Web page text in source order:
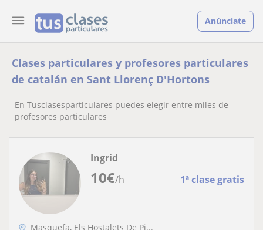
Anúnciate
Clases particulares y profesores particulares
de catalán en Sant Llorenç D'Hortons
En Tusclasesparticulares puedes elegir entre miles de
profesores particulares
10€/h 1ª clase gratis
Ingrid
Masquefa, Els Hostalets De Pi...